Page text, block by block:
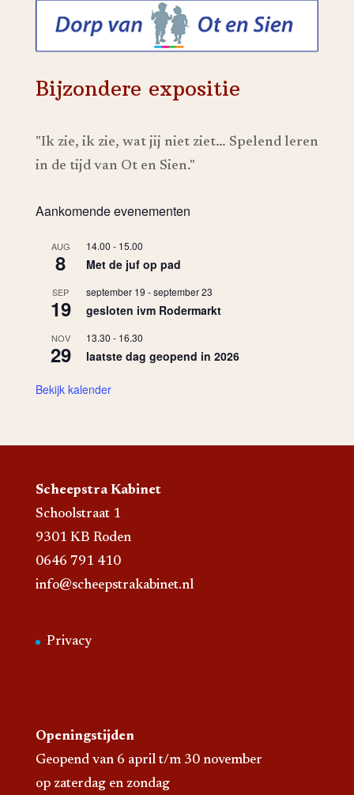
Bijzondere expositie
"Ik zie, ik zie, wat jij niet ziet… Spelend leren
in de tijd van Ot en Sien."
Aankomende evenementen
AUG
8
14.00 - 15.00
Met de juf op pad
SEP
19
september 19 -september 23
gesloten ivm Rodermarkt
NOV
29
13.30 - 16.30
laatste dag geopend in 2026
Bekijk kalender
Scheepstra Kabinet
Schoolstraat 1
9301 KB Roden
0646 791 410
info@scheepstrakabinet.nl
Privacy
Openingstijden
Geopend van 6 april t/m 30 november
op zaterdag en zondag